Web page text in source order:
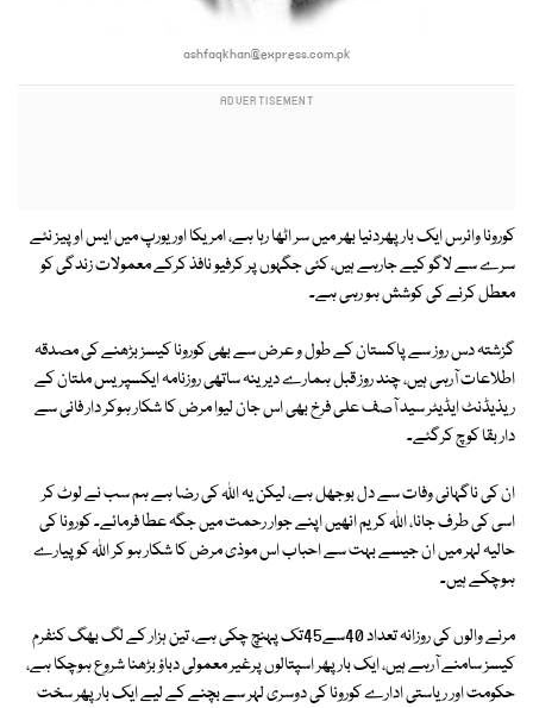
ashfaqkhan@express.com.pk
کورونا وائرس ایک بار پھردنیا بھر میں سر اٹھا رہا ہے، امریکا اور یورپ میں ایس او پیز نئے
سرے سے لاگو کیے جارہے ہیں، کئی جگہوں پر کرفیو نافذ کرکے معمولات زندگی کو
معطل کرنے کی کوشش ہو رہی ہے۔
گزشتہ دس روز سے پاکستان کے طول و عرض سے بھی کورونا کیسز بڑھنے کی مصدقہ
اطلاعات آرہی ہیں، چند روز قبل ہمارے دیرینہ ساتھی روزنامہ ایکسپریس ملتان کے
ریذیڈنٹ ایڈیٹر سید آصف علی فرخ بھی اس جان لیوا مرض کا شکار ہوکر دار فانی سے
دار بقا کوچ کرگئے۔
ان کی ناگہانی وفات سے دل بوجھل ہے، لیکن یہ اللہ کی رضا ہے ہم سب نے لوٹ کر
اسی کی طرف جانا، اللہ کریم انھیں اپنے جوار رحمت میں جگہ عطا فرمائے۔ کورونا کی
حالیہ لہر میں ان جیسے بہت سے احباب اس موذی مرض کا شکار ہو کر اللہ کو پیارے
ہوچکے ہیں۔
مرنے والوں کی روزانہ تعداد 40سے45تک پہنچ چکی ہے، تین ہزار کے لگ بھگ کنفرم
کیسز سامنے آرہے ہیں، ایک بار پھر اسپتالوں پرغیر معمولی دباؤ بڑھنا شروع ہوچکا ہے،
حکومت اور ریاستی ادارے کورونا کی دوسری لہر سے بچنے کے لیے ایک بار پھر سخت